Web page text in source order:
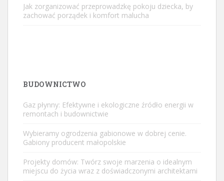
Jak zorganizować przeprowadzkę pokoju dziecka, by
zachować porządek i komfort malucha
BUDOWNICTWO
Gaz płynny: Efektywne i ekologiczne źródło energii w
remontach i budownictwie
Wybieramy ogrodzenia gabionowe w dobrej cenie.
Gabiony producent małopolskie
Projekty domów: Twórz swoje marzenia o idealnym
miejscu do życia wraz z doświadczonymi architektami